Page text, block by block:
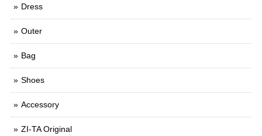
Dress
Outer
Bag
Shoes
Accessory
ZI-TA Original